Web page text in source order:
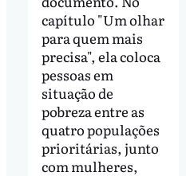
capítulo "Um olhar
para quem mais
precisa", ela coloca
pessoas em
situação de
pobreza entre as
quatro populações
prioritárias, junto
com mulheres,